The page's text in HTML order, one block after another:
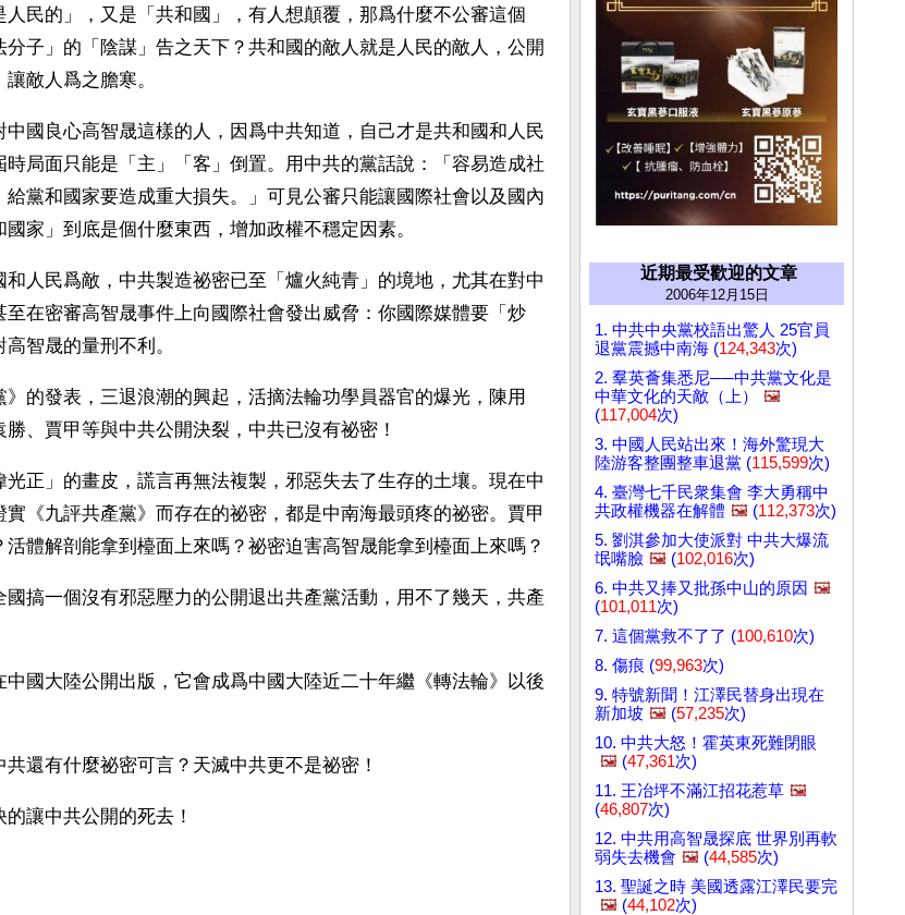
民的」，又是「共和國」，有人想顛覆，那爲什麼不公審這個
分子」的「陰謀」告之天下？共和國的敵人就是人民的敵人，公開
敵人爲之膽寒。
國良心高智晟這樣的人，因爲中共知道，自己才是共和國和人民
局面只能是「主」「客」倒置。用中共的黨話說：「容易造成社
黨和國家要造成重大損失。」可見公審只能讓國際社會以及國內
家」到底是個什麼東西，增加政權不穩定因素。
和人民爲敵，中共製造祕密已至「爐火純青」的境地，尤其在對中
至在密審高智晟事件上向國際社會發出威脅：你國際媒體要「炒
智晟的量刑不利。
的發表，三退浪潮的興起，活摘法輪功學員器官的爆光，陳用
、賈甲等與中共公開決裂，中共已沒有祕密！
光正」的畫皮，謊言再無法複製，邪惡失去了生存的土壤。現在中
《九評共產黨》而存在的祕密，都是中南海最頭疼的祕密。賈甲
體解剖能拿到檯面上來嗎？祕密迫害高智晟能拿到檯面上來嗎？
搞一個沒有邪惡壓力的公開退出共產黨活動，用不了幾天，共產
國大陸公開出版，它會成爲中國大陸近二十年繼《轉法輪》以後
共還有什麼祕密可言？天滅中共更不是祕密！
讓中共公開的死去！
近期最受歡迎的文章
2006年12月15日
1. 中共中央黨校語出驚人 25官員
退黨震撼中南海 (124,343次)
2. 羣英薈集悉尼──中共黨文化是
中華文化的天敵（上）
🖼️
(117,004次)
3. 中國人民站出來！海外驚現大
陸游客整團整車退黨 (115,599次)
4. 臺灣七千民衆集會 李大勇稱中
共政權機器在解體 🖼️ (112,373次)
5. 劉淇參加大使派對 中共大爆流
氓嘴臉 🖼️ (102,016次)
6. 中共又捧又批孫中山的原因 🖼️
(101,011次)
7. 這個黨救不了了 (100,610次)
8. 傷痕 (99,963次)
9. 特號新聞！江澤民替身出現在
新加坡 🖼️ (57,235次)
10. 中共大怒！霍英東死難閉眼
🖼️ (47,361次)
11. 王冶坪不滿江招花惹草 🖼️
(46,807次)
12. 中共用高智晟探底 世界別再軟
弱失去機會 🖼️ (44,585次)
13. 聖誕之時 美國透露江澤民要完
🖼️ (44,102次)